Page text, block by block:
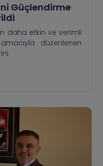
Güçlendirme
daha etkin ve verimli
düzenlenen